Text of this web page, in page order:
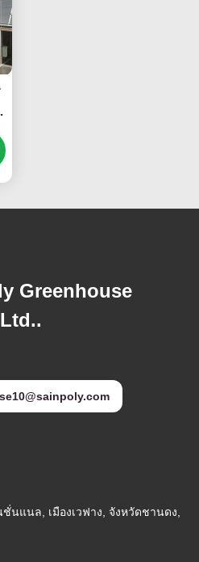
Greenhouse
ชั่นแนล, เมืองเวฟาง, จังหวัดชานดง,